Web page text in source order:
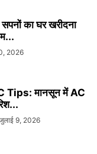
का घर खरीदना
2026
Tips: मानसून में AC
9, 2026